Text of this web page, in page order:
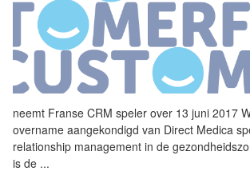
neemt Franse CRM speler over 13 juni 2017
overname aangekondigd van Direct Medica
relationship management in de
is de ...